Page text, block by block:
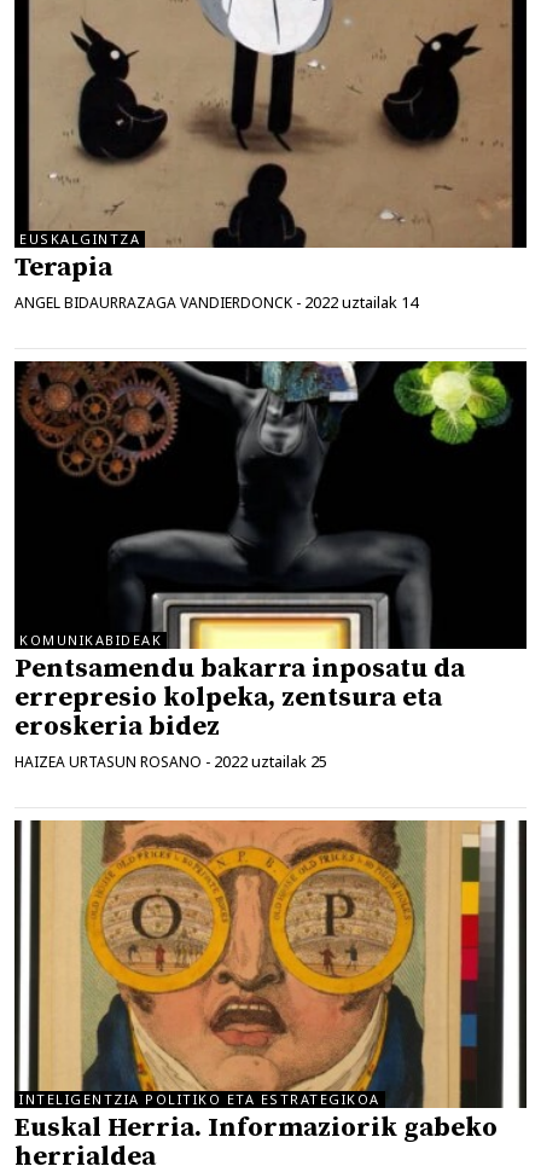
EUSKALGINTZA
Terapia
ANGEL BIDAURRAZAGA VANDIERDONCK - 2022 uztailak 14
KOMUNIKABIDEAK
Pentsamendu bakarra inposatu da
errepresio kolpeka, zentsura eta
eroskeria bidez
HAIZEA URTASUN ROSANO - 2022 uztailak 25
INTELIGENTZIA POLITIKO ETA ESTRATEGIKOA
Euskal Herria. Informaziorik gabeko
herrialdea